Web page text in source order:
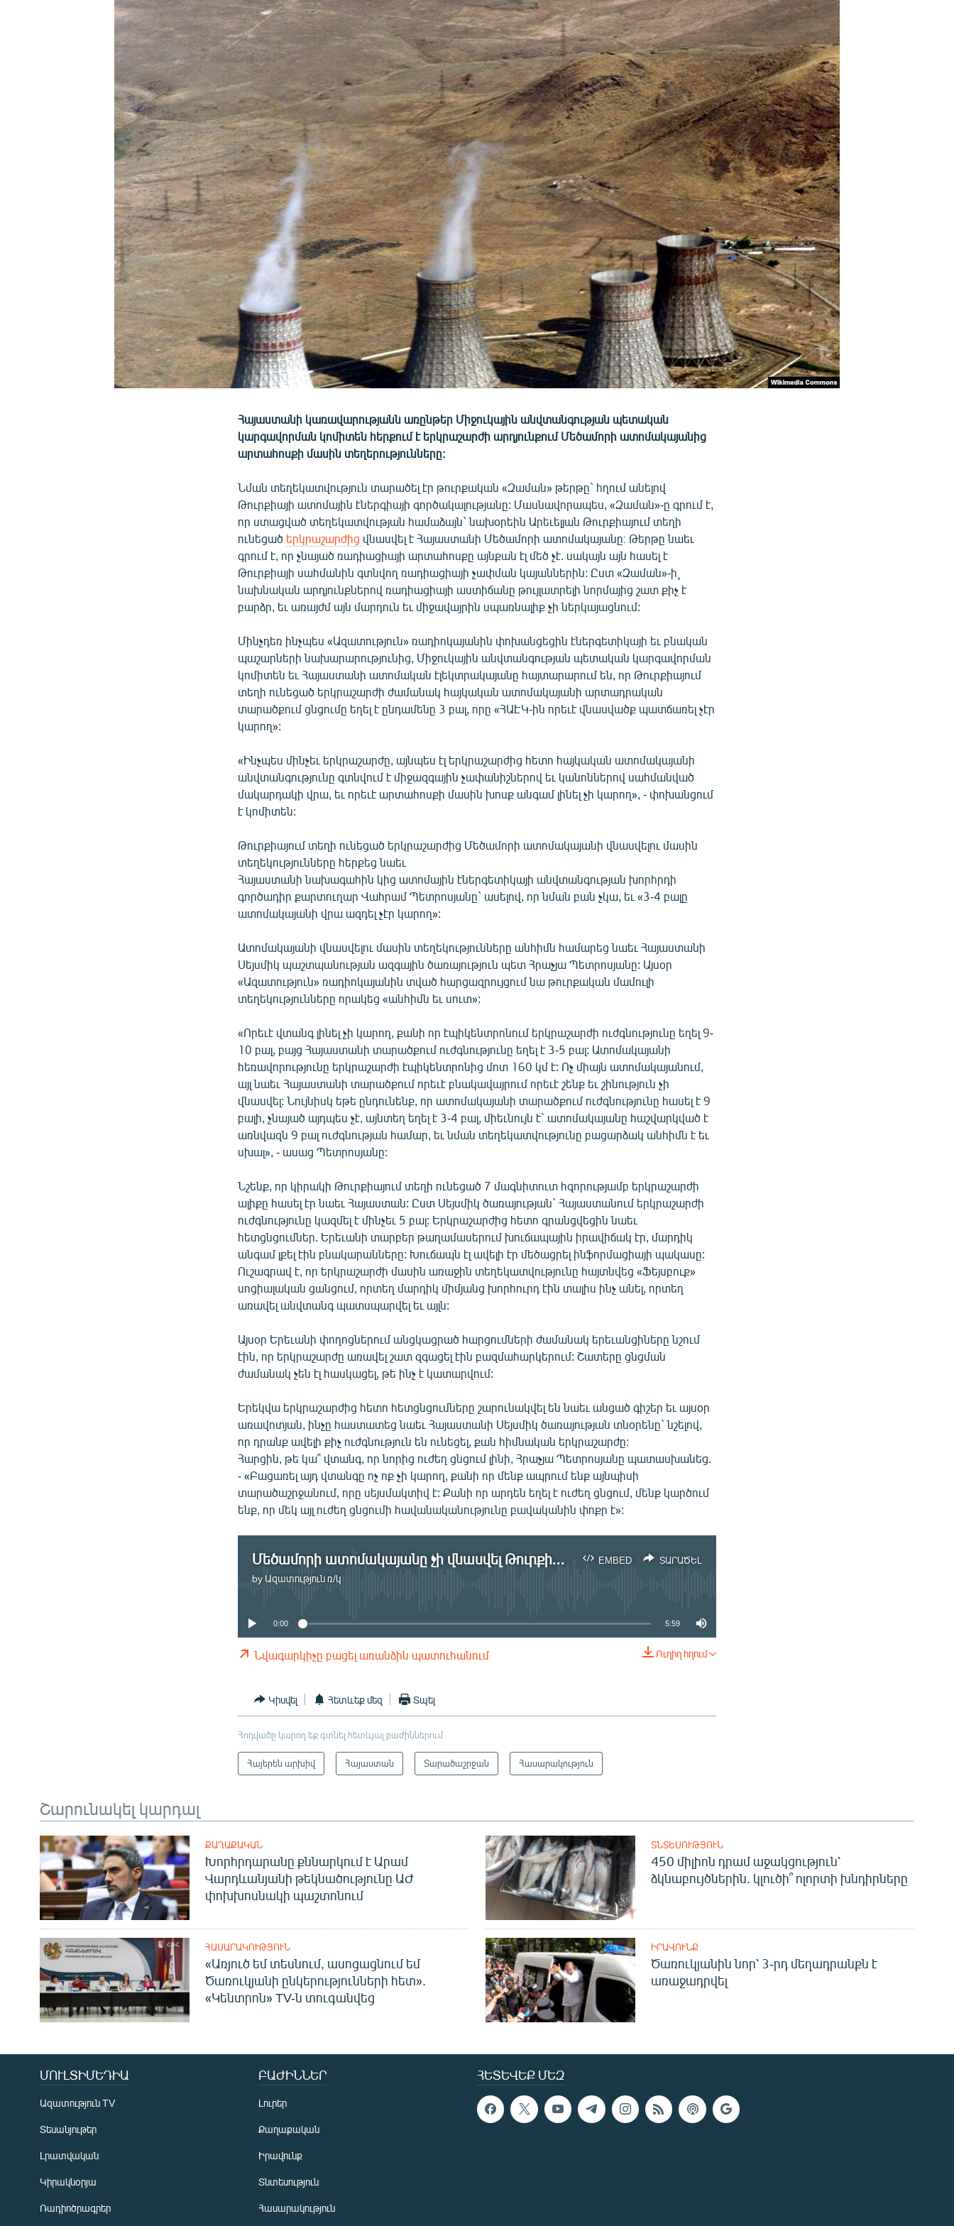
ՄԵԿՆԱԲԱՆՈՒԹՅՈՒՆ
ՁԳՏԵԼՈՎ ԼԱՎԱԳՈՒՅՆԻՆ
Հայաստանի կառավարությանն առընթեր Միջուկային անվտանգության պետական
կարգավորման կոմիտեն հերքում է երկրաշարժի արդյունքում Մեծամորի ատոմակայանից
արտահոսքի մասին տեղերությունները:
Նման տեղեկատվություն տարածել էր թուրքական «Զաման» թերթը` հղում անելով
Թուրքիայի ատոմային էներգիայի գործակալությանը: Մասնավորապես, «Զաման»-ը գրում է,
որ ստացված տեղեկատվության համաձայն` նախօրեին Արեւելյան Թուրքիայում տեղի
ունեցած երկրաշարժից վնասվել է Հայաստանի Մեծամորի ատոմակայանը։ Թերթը նաեւ
գրում է, որ չնայած ռադիացիայի արտահոսքը այնքան էլ մեծ չէ. սակայն այն հասել է
Թուրքիայի սահմանին գտնվող ռադիացիայի չափման կայաններին: Ըստ «Զաման»-ի¸
նախնական արդյունքներով ռադիացիայի աստիճանը թույլատրելի նորմայից շատ քիչ է
բարձր, եւ առայժմ այն մարդուն եւ միջավայրին սպառնալիք չի ներկայացնում:
Մինչդեռ ինչպես «Ազատություն» ռադիոկայանին փոխանցեցին էներգետիկայի եւ բնական
պաշարների նախարարությունից, Միջուկային անվտանգության պետական կարգավորման
կոմիտեն եւ Հայաստանի ատոմական էլեկտրակայանը հայտարարում են, որ Թուրքիայում
տեղի ունեցած երկրաշարժի ժամանակ հայկական ատոմակայանի արտադրական
տարածքում ցնցումը եղել է ընդամենը 3 բալ, որը «ՀԱԷԿ-ին որեւէ վնասվածք պատճառել չէր
կարող»:
«Ինչպես մինչեւ երկրաշարժը, այնպես էլ երկրաշարժից հետո հայկական ատոմակայանի
անվտանգությունը գտնվում է միջազգային չափանիշներով եւ կանոններով սահմանված
մակարդակի վրա, եւ որեւէ արտահոսքի մասին խոսք անգամ լինել չի կարող», - փոխանցում
է կոմիտեն:
Թուրքիայում տեղի ունեցած երկրաշարժից Մեծամորի ատոմակայանի վնասվելու մասին
տեղեկությունները հերքեց նաեւ
Հայաստանի նախագահին կից ատոմային էներգետիկայի անվտանգության խորհրդի
գործադիր քարտուղար Վահրամ Պետրոսյանը` ասելով, որ նման բան չկա, եւ «3-4 բալը
ատոմակայանի վրա ազդել չէր կարող»:
Ատոմակայանի վնասվելու մասին տեղեկությունները անհիմն համարեց նաեւ Հայաստանի
Սեյսմիկ պաշտպանության ազգային ծառայություն պետ Հրաչյա Պետրոսյանը: Այսօր
«Ազատություն» ռադիոկայանին տված հարցազրույցում նա թուրքական մամուլի
տեղեկությունները որակեց «անհիմն եւ սուտ»:
«Որեւէ վտանգ լինել չի կարող, քանի որ էպիկենտրոնում երկրաշարժի ուժգնությունը եղել 9-
10 բալ, բայց Հայաստանի տարածքում ուժգնությունը եղել է 3-5 բալ: Ատոմակայանի
հեռավորությունը երկրաշարժի էպիկենտրոնից մոտ 160 կմ է: Ոչ միայն ատոմակայանում,
այլ նաեւ Հայաստանի տարածքում որեւէ բնակավայրում որեւէ շենք եւ շինություն չի
վնասվել: Նույնիսկ եթե ընդունենք, որ ատոմակայանի տարածքում ուժգնությունը հասել է 9
բալի, չնայած այդպես չէ, այնտեղ եղել է 3-4 բալ, միեւնույն է` ատոմակայանը հաշվարկված է
առնվազն 9 բալ ուժգնության համար, եւ նման տեղեկատվությունը բացարձակ անհիմն է եւ
սխալ», - ասաց Պետրոսյանը:
Նշենք, որ կիրակի Թուրքիայում տեղի ունեցած 7 մագնիտուտ հզորությամբ երկրաշարժի
ալիքը հասել էր նաեւ Հայաստան: Ըստ Սեյսմիկ ծառայության` Հայաստանում երկրաշարժի
ուժգնությունը կազմել է մինչեւ 5 բալ: Երկրաշարժից հետո գրանցվեցին նաեւ
հետցնցումներ. Երեւանի տարբեր թաղամասերում խուճապային իրավիճակ էր, մարդիկ
անգամ լքել էին բնակարանները: Խուճապն էլ ավելի էր մեծացրել ինֆորմացիայի պակասը:
Ուշագրավ է, որ երկրաշարժի մասին առաջին տեղեկատվությունը հայտնվեց «Ֆեյսբուք»
սոցիալական ցանցում, որտեղ մարդիկ միմյանց խորհուրդ էին տալիս ինչ անել, որտեղ
առավել անվտանգ պատսպարվել եւ այլն:
Այսօր Երեւանի փողոցներում անցկացրած հարցումների ժամանակ երեւանցիները նշում
էին, որ երկրաշարժը առավել շատ զգացել էին բազմահարկերում: Շատերը ցնցման
ժամանակ չեն էլ հասկացել, թե ինչ է կատարվում:
Երեկվա երկրաշարժից հետո հետցնցումները շարունակվել են նաեւ անցած գիշեր եւ այսօր
առավոտյան, ինչը հաստատեց նաեւ Հայաստանի Սեյսմիկ ծառայության տնօրենը` նշելով,
որ դրանք ավելի քիչ ուժգնություն են ունեցել, քան հիմնական երկրաշարժը:
Հարցին, թե կա՞ վտանգ, որ նորից ուժեղ ցնցում լինի, Հրաչյա Պետրոսյանը պատասխանեց.
- «Բացառել այդ վտանգը ոչ ոք չի կարող, քանի որ մենք ապրում ենք այնպիսի
տարածաշրջանում, որը սեյսմակտիվ է: Քանի որ արդեն եղել է ուժեղ ցնցում, մենք կարծում
ենք, որ մեկ այլ ուժեղ ցնցումի հավանականությունը բավականին փոքր է»:
EMBED ՏԱՐԱԾԵԼ
Մեծամորի ատոմակայանը չի վնասվել Թուրքիայի երկրաշարժից
by Ազատություն ռ/կ
ՏԱՐԱԾԵԼ
0:00 5:59
Ուղիղ հղում
Նվագարկիչը բացել առանձին պատուհանում
Կիսվել Հետևեք մեզ Տպել
Հոդվածը կարող եք գտնել հետևյալ բաժիններում
Հայերեն արխիվ Հայաստան Տարածաշրջան Հասարակություն
Շարունակել կարդալ
ՔԱՂԱՔԱԿԱՆ
Խորհրդարանը քննարկում է Արամ
Վարդևանյանի թեկնածությունը ԱԺ
փոխխոսնակի պաշտոնում
ՏՆՏԵՍՈՒԹՅՈՒՆ
450 միլիոն դրամ աջակցություն՝
ձկնաբույծներին. կլուծի՞ ոլորտի խնդիրները
ՀԱՍԱՐԱԿՈՒԹՅՈՒՆ
«Առյուծ եմ տեսնում, ասոցացնում եմ
Ծառուկյանի ընկերությունների հետ».
«Կենտրոն» TV-ն տուգանվեց
ԻՐԱՎՈՒՆՔ
Ծառուկյանին նոր՝ 3-րդ մեղադրանքն է
առաջադրվել
ՀԵՏԵՎԵՔ ՄԵԶ
ՄՈՒԼՏԻՄԵԴԻԱ
Ազատություն TV
Տեսանյութեր
Լրատվական
Կիրակնօրյա
Ռադիոծրագրեր
ԲԱԺԻՆՆԵՐ
Լուրեր
Քաղաքական
Իրավունք
Տնտեսություն
Հասարակություն